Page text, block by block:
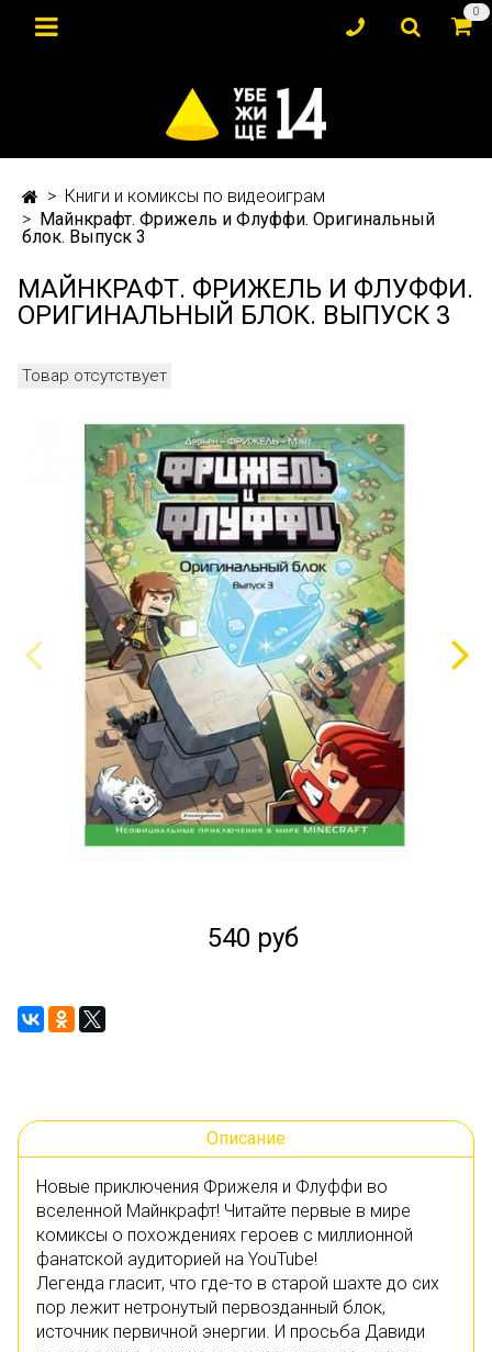
0
Книги и комиксы по видеоиграм
Майнкрафт. Фрижель и Флуффи. Оригинальный
блок. Выпуск 3
МАЙНКРАФТ. ФРИЖЕЛЬ И ФЛУФФИ.
ОРИГИНАЛЬНЫЙ БЛОК. ВЫПУСК 3
Товар отсутствует
540 руб
Описание
Новые приключения Фрижеля и Флуффи во
вселенной Майнкрафт! Читайте первые в мире
комиксы о похождениях героев с миллионной
фанатской аудиторией на YouTube!
Легенда гласит, что где-то в старой шахте до сих
пор лежит нетронутый первозданный блок,
источник первичной энергии. И просьба Давиди